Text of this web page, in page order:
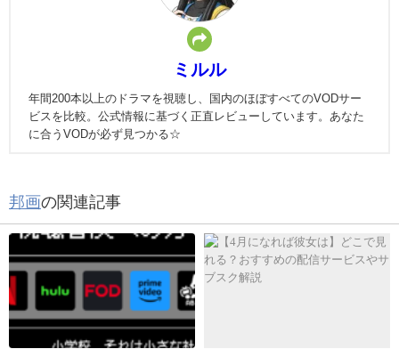
ミルル
年間200本以上のドラマを視聴し、国内のほぼすべてのVODサー
ビスを比較。公式情報に基づく正直レビューしています。あなた
に合うVODが必ず見つかる☆
邦画の関連記事